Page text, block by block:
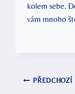
kolem sebe.
vám mnoho
Navigace
PŘEDCHOZÍ